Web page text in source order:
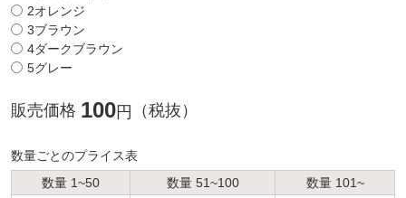
2オレンジ
3ブラウン
4ダークブラウン
5グレー
販売価格 100円 （税抜）
数量ごとのプライス表
数量 1~50
数量 51~100
数量 101~